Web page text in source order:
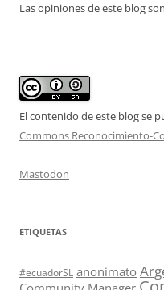
Las opiniones de este blog
El contenido de este blog se
Commons Reconocimiento-
Mastodon
ETIQUETAS
#ecuadorSL anonimato